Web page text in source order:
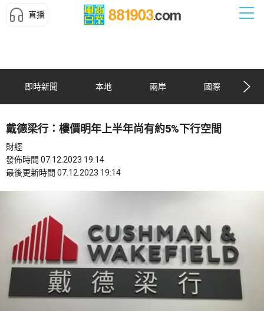
直播
即時新聞 本地 兩岸 國際
戴德梁行：樓價明年上半年尚有約5%下行空間
財經
發佈時間 07.12.2023 19:14
最後更新時間 07.12.2023 19:14